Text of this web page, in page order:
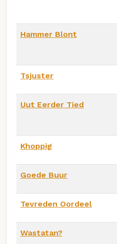
Hammer Blont
Tsjuster
Uut Eerder Tied
Khoppig
Goede Buur
Tevreden Oordeel
Wastatan?